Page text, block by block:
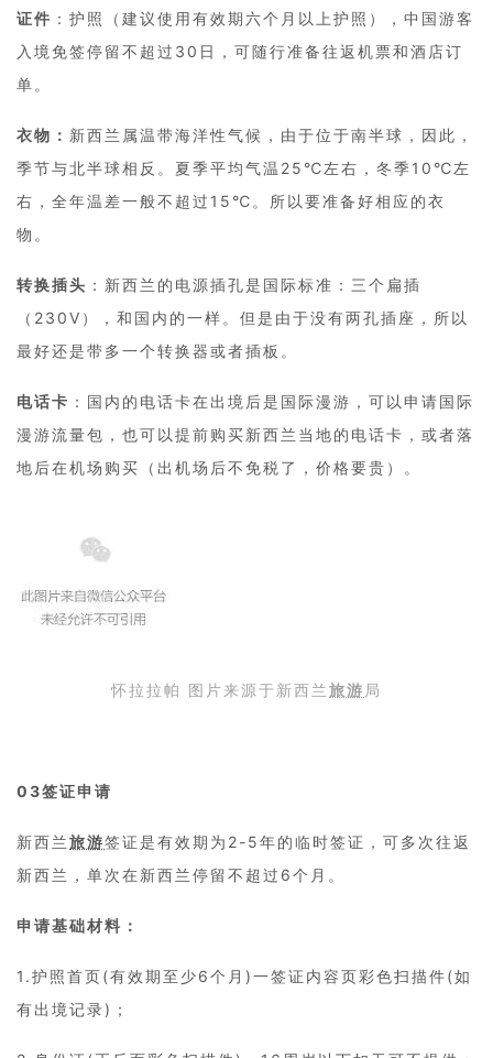
证件 ：护照（建议使用有效期六个月以上护照），中国游客
入境免签停留不超过30日，可随行准备往返机票和酒店订
单。
衣物： 新西兰属温带海洋性气候，由于位于南半球，因此，
季节与北半球相反。夏季平均气温25℃左右，冬季10℃左
右，全年温差一般不超过15℃。所以要准备好相应的衣
物。
转换插头 ：新西兰的电源插孔是国际标准：三个扁插
（230V），和国内的一样。但是由于没有两孔插座，所以
最好还是带多一个转换器或者插板。
电话卡 ：国内的电话卡在出境后是国际漫游，可以申请国际
漫游流量包，也可以提前购买新西兰当地的电话卡，或者落
地后在机场购买（出机场后不免税了，价格要贵）。
怀拉拉帕 图片来源于新西兰旅游 局
03签证申请
新西兰旅游签证是有效期为2-5年的临时签证，可多次往返
新西兰，单次在新西兰停留不超过6个月。
申请基础材料：
1.护照首页(有效期至少6个月)一签证内容页彩色扫描件(如
有出境记录)；